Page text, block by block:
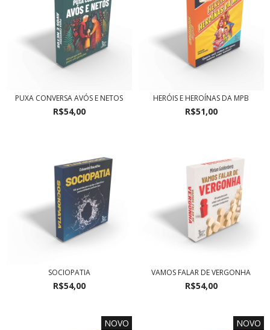
PUXA CONVERSA AVÓS E NETOS
R$54,00
HERÓIS E HEROÍNAS DA MPB
R$51,00
SOCIOPATIA
R$54,00
VAMOS FALAR DE VERGONHA
R$54,00
NOVO NOVO